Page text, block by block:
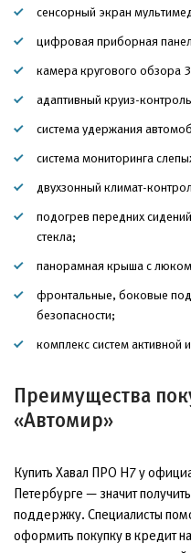
сенсорный экран
цифровая приборная
камера кругового обзора
адаптивный круиз-
система удержания
система мониторинга
двухзонный климат-
подогрев передних
стекла;
панорамная крыша с люком
фронтальные, боковые
безопасности;
комплекс систем активной
Преимущества
«Автомир»
Купить Хавал ПРО Н7 у
Петербурге — значит
поддержку. Специалисты
оформить покупку в кредит